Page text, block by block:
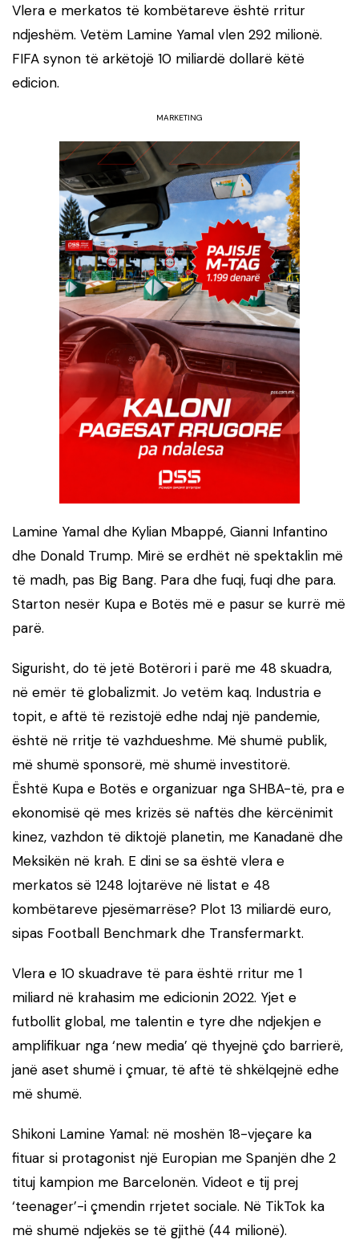
Vlera e merkatos të kombëtareve është rritur
ndjeshëm. Vetëm Lamine Yamal vlen 292 milionë.
FIFA synon të arkëtojë 10 miliardë dollarë këtë
edicion.
MARKETING
Lamine Yamal dhe Kylian Mbappé, Gianni Infantino
dhe Donald Trump. Mirë se erdhët në spektaklin më
të madh, pas Big Bang. Para dhe fuqi, fuqi dhe para.
Starton nesër Kupa e Botës më e pasur se kurrë më
parë.
Sigurisht, do të jetë Botërori i parë me 48 skuadra,
në emër të globalizmit. Jo vetëm kaq. Industria e
topit, e aftë të rezistojë edhe ndaj një pandemie,
është në rritje të vazhdueshme. Më shumë publik,
më shumë sponsorë, më shumë investitorë.
Është Kupa e Botës e organizuar nga SHBA-të, pra e
ekonomisë që mes krizës së naftës dhe kërcënimit
kinez, vazhdon të diktojë planetin, me Kanadanë dhe
Meksikën në krah. E dini se sa është vlera e
merkatos së 1248 lojtarëve në listat e 48
kombëtareve pjesëmarrëse? Plot 13 miliardë euro,
sipas Football Benchmark dhe Transfermarkt.
Vlera e 10 skuadrave të para është rritur me 1
miliard në krahasim me edicionin 2022. Yjet e
futbollit global, me talentin e tyre dhe ndjekjen e
amplifikuar nga ‘new media’ që thyejnë çdo barrierë,
janë aset shumë i çmuar, të aftë të shkëlqejnë edhe
më shumë.
Shikoni Lamine Yamal: në moshën 18-vjeçare ka
fituar si protagonist një Europian me Spanjën dhe 2
tituj kampion me Barcelonën. Videot e tij prej
‘teenager’-i çmendin rrjetet sociale. Në TikTok ka
më shumë ndjekës se të gjithë (44 milionë).